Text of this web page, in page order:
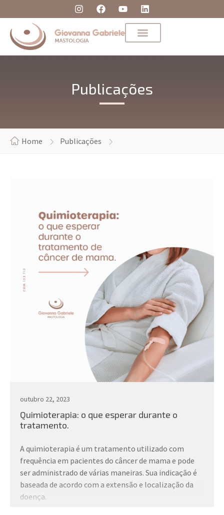
Publicações
Home Publicações
outubro 22, 2023
Quimioterapia: o que esperar durante o
tratamento.
A quimioterapia é um tratamento utilizado com
frequência em pacientes do câncer de mama e pode
ser administrado de várias maneiras. Sua indicação é
baseada de acordo com a extensão e localização da
doença.